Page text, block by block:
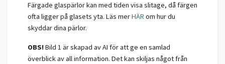
Färgade glaspärlor kan med tiden visa slitage, då färgen
ofta ligger på glasets yta. Läs merHÄR om hur du
skyddar dina pärlor.
OBS!Bild 1 är skapad av AI för att ge en samlad
överblick av all information. Det kan skiljas något från